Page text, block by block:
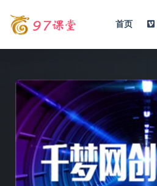
首页